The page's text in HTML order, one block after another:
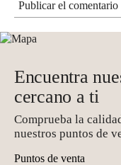
Encuentra
cercano a ti
Comprueba la
nuestros puntos de
Puntos de venta